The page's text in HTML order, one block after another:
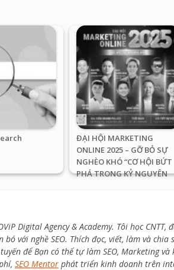
ĐẠI HỘI MARKETING
ONLINE 2025 – GỠ BỎ SỰ
NGHÈO KHÓ “CƠ HỘI BỨT
PHÁ TRONG KỶ NGUYÊN
Digital Agency & Academy. Tôi học
với nghề SEO. Thích đọc, viết, làm và chia
để Bạn có thể tự làm SEO, Marketing
SEO Mentor phát triển kinh doanh trên